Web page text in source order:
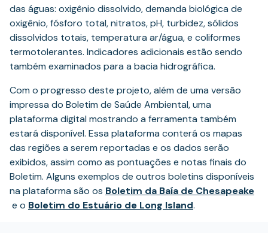
das águas: oxigênio dissolvido, demanda biológica de
oxigênio, fósforo total, nitratos, pH, turbidez, sólidos
dissolvidos totais, temperatura ar/água, e coliformes
termotolerantes. Indicadores adicionais estão sendo
também examinados para a bacia hidrográfica.
Com o progresso deste projeto, além de uma versão
impressa do Boletim de Saúde Ambiental, uma
plataforma digital mostrando a ferramenta também
estará disponível. Essa plataforma conterá os mapas
das regiões a serem reportadas e os dados serão
exibidos, assim como as pontuações e notas finais do
Boletim. Alguns exemplos de outros boletins disponíveis
na plataforma são os Boletim da Baía de Chesapeake
(opens
e o Boletim do Estuário de Long Island(opens
.